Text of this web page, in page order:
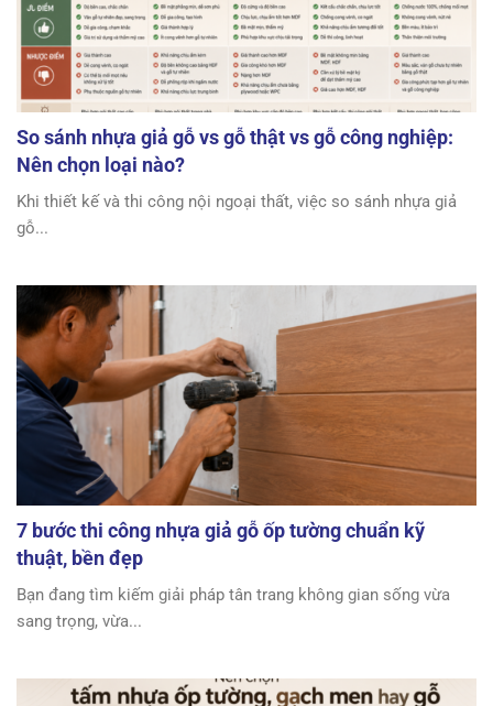
So sánh nhựa giả gỗ vs gỗ thật vs gỗ công nghiệp:
Nên chọn loại nào?
Khi thiết kế và thi công nội ngoại thất, việc so sánh nhựa giả
gỗ...
7 bước thi công nhựa giả gỗ ốp tường chuẩn kỹ
thuật, bền đẹp
Bạn đang tìm kiếm giải pháp tân trang không gian sống vừa
sang trọng, vừa...